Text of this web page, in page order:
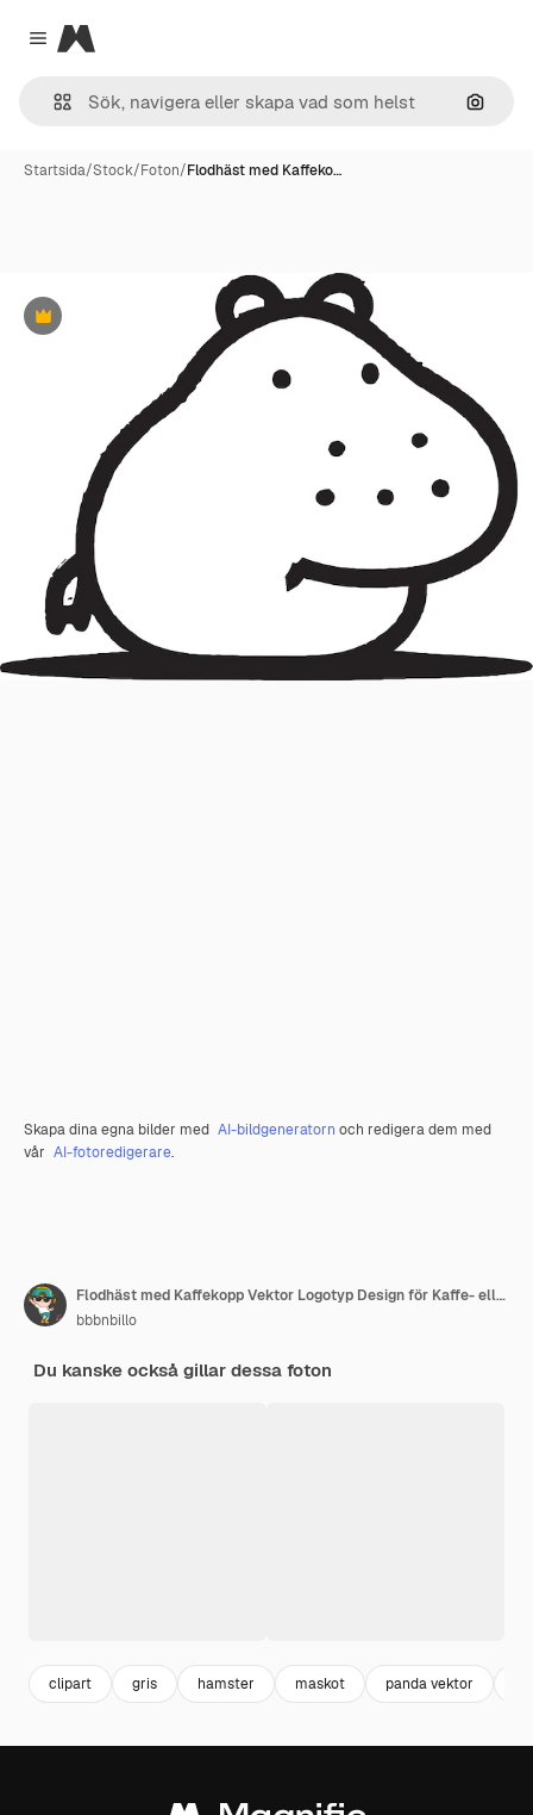
Close menu
Magnific
Sök
Startsida/Stock/Foton/Flodhäst med Kaffeko…
Premie
Skapa dina egna bilder med AI-bildgeneratorn och redigera dem med
vår AI-fotoredigerare.
Flodhäst med Kaffekopp Vektor Logotyp Design för Kaffe- eller Dryckestema Märken
bbbnbillo
Du kanske också gillar dessa foton
clipart gris hamster maskot panda vektor